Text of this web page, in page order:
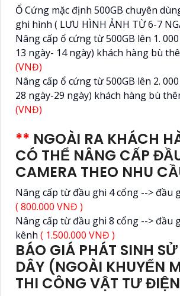
Ổ Cứng mặc định 500GB chuyên
ghi hình ( LƯU HÌNH ẢNH TỪ 6-7
Nâng cấp ổ cứng từ 500GB lên 1.
13 ngày- 14 ngày) khách hàng bù
(VNĐ)
Nâng cấp ổ cứng từ 500GB lên 2.
28 ngày-29 ngày) khách hàng bù
(VNĐ)
** NGOÀI RA KHÁCH
CÓ THỂ NÂNG CẤP
CAMERA THEO NHU
Nâng cấp từ đầu ghi 4 cổng --> đầu
( 800.000 VNĐ )
Nâng cấp từ đầu ghi 8 cổng --> đầu
kênh ( 1.500.000 VNĐ )
BÁO GIÁ PHÁT SINH
DÂY (NGOÀI KHUYẾN
THI CÔNG VẬT TƯ